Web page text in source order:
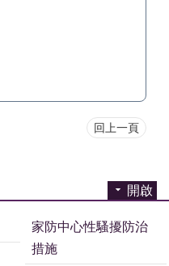
回上一頁
開啟
家防中心性騷擾防治
措施